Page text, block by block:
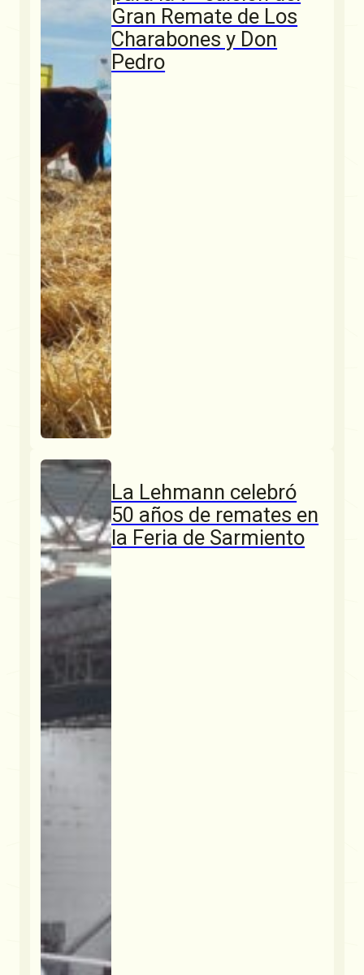
Gran Remate de Los
Charabones y Don
Pedro
La Lehmann celebró
50 años de remates en
la Feria de Sarmiento